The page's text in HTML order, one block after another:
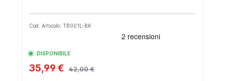
Cod. Articolo: TB001L-BK
DISPONIBILE
35,99 € 42,00 €